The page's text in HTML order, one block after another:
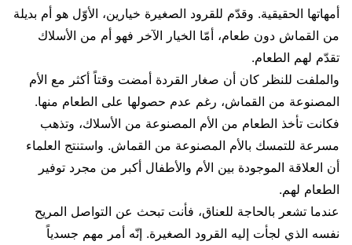
أمهاتها الحقيقية. وقدّم للقرود الصغيرة خيارين، الأوّل هو أم بديلة
من القماش دون طعام، أمّا الخيار الآخر فهو أم من الأسلاك
تقدّم لهم الطعام.
والملفت للنظر كان أن صغار القردة أمضت وقتاً أكثر مع الأم
المصنوعة من القماش، رغم عدم حصولها على الطعام منها.
فكانت تأخذ الطعام من الأم المصنوعة من الأسلاك، وتذهب
مسرعة للتمسك بالأم المصنوعة من القماش. واستنتج العلماء
أن العلاقة الموجودة بين الأم والأطفال أكبر من مجرد توفير
الطعام لهم.
عندما تشعر بالحاجة للعناق، فأنت تبحث عن التواصل المريح
نفسه الذي لجأت إليه القرود الصغيرة. إنّه أمر مهم جسدياً